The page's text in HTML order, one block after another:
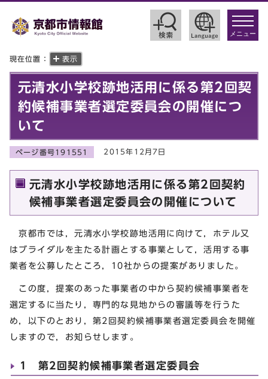
toggle
メニュー
現在位置： 表示
元清水小学校跡地活用に係る第2回契
約候補事業者選定委員会の開催につ
いて
ページ番号191551 2015年12月7日
元清水小学校跡地活用に係る第2回契約
候補事業者選定委員会の開催について
京都市では，元清水小学校跡地活用に向けて，ホテル又
はブライダルを主たる計画とする事業として，活用する事
業者を公募したところ，10社からの提案がありました。
この度，提案のあった事業者の中から契約候補事業者を
選定するに当たり，専門的な見地からの審議等を行うた
め，以下のとおり，第2回契約候補事業者選定委員会を開催
しますので，お知らせします。
1 第2回契約候補事業者選定委員会